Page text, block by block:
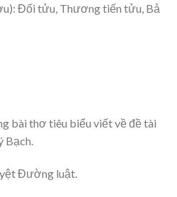
Đối tửu, Thương tiến tửu, Bả
bài thơ tiêu biểu viết về đề tài
Bạch.
Đường luật.